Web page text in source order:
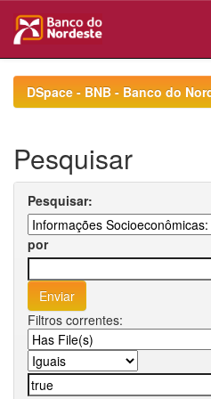
navigationDSpace - BNB - Banco do
Pesquisar
Pesquisar:
por
Filtros correntes: